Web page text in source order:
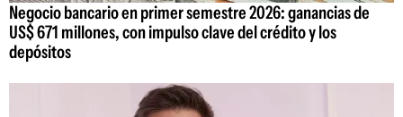
Negocio bancario en primer semestre 2026: ganancias de
US$ 671 millones, con impulso clave del crédito y los
depósitos